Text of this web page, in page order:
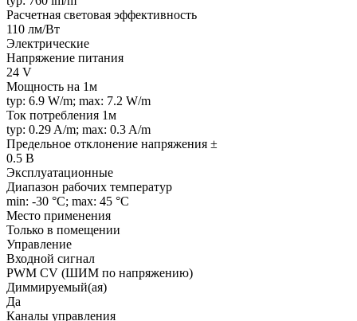
Расчетная световая эффективность
110 лм/Вт
Электрические
Напряжение питания
24 V
Мощность на 1м
typ: 6.9 W/m; max: 7.2 W/m
Ток потребления 1м
typ: 0.29 A/m; max: 0.3 A/m
Предельное отклонение напряжения ±
0.5 В
Эксплуатационные
Диапазон рабочих температур
min: -30 °C; max: 45 °C
Место применения
Только в помещении
Управление
Входной сигнал
PWM СV (ШИМ по напряжению)
Диммируемый(ая)
Да
Каналы управления